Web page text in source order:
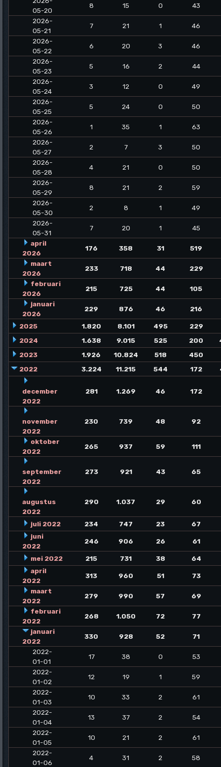
05-20
8 15 0
43
2026-
05-21
7 21 1
46
2026-
05-22
6 20 3
46
2026-
05-23
5 16 2
44
2026-
05-24
3 12 0
49
2026-
05-25
5 24 0
50
2026-
05-26
1 35 1
63
2026-
05-27
2 7 3
50
2026-
05-28
4 21 0
50
2026-
05-29
8 21 2
59
2026-
05-30
2 8 1
49
2026-
05-31
7 20 1
45
april
2026
176 358 31
519
maart
2026
233 718 44
229
februari
2026
215 725 44
105
januari
2026
229 876 46 216
2025 1.820 8.101 495
229
2024
1.638 9.015 525 200
2023
1.926 10.824 518 450
2022
3.224 11.215 544 172
december
2022
281 1.269 46 172
november
2022
230 739 48 92
oktober
2022
265 937 59 111
september
2022
273 921 43 65
augustus
2022
290 1.037 29 60
juli 2022 234 747 23
67
juni
2022
246 906 26 61
mei 2022 215 731 38
64
april
2022
313 960 51
73
maart
2022
279 990 57
69
februari
2022
268 1.050 72
77
januari
2022
330 928 52
71
2022-
01-01
17 38 0
53
2022-
01-02
12 19 1
59
2022-
01-03
10 33 2
61
2022-
01-04
13 37 2
54
2022-
01-05
10 21 2
61
2022-
01-06
4 31 2
58